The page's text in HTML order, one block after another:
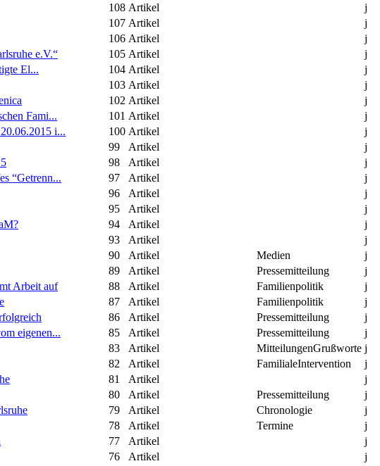
108 Artikel j
107 Artikel j
106 Artikel j
e.V.“
105 Artikel j
El...
104 Artikel j
103 Artikel j
102 Artikel j
Fami...
101 Artikel j
i...
100 Artikel j
99 Artikel j
98 Artikel j
“Getrenn...
97 Artikel j
96 Artikel j
95 Artikel j
94 Artikel j
93 Artikel j
90 Artikel Medien j
89 Artikel Pressemitteilung j
Arbeit auf
88 Artikel Familienpolitik j
87 Artikel Familienpolitik j
86 Artikel Pressemitteilung j
eigenen...
85 Artikel Pressemitteilung j
83 Artikel MitteilungenGrußworte j
82 Artikel FamilialeIntervention j
81 Artikel j
80 Artikel Pressemitteilung j
79 Artikel Chronologie j
78 Artikel Termine j
77 Artikel j
76 Artikel j